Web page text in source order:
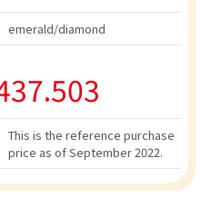
emerald/diamond
This is the reference purchase
price as of September 2022.